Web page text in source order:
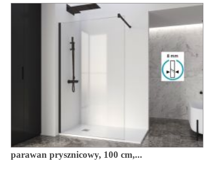
parawan prysznicowy, 100 cm,...